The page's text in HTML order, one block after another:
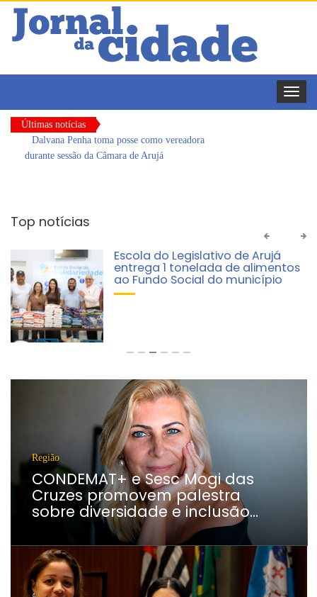
Toggle
Últimas notícias
Dalvana Penha toma posse como vereadora
durante sessão da Câmara de Arujá
Conhecimento em Bem-Estar Animal no Parque
dos Ipês
Com estratégias reforçadas de multivacinação,
Arujá não registra casos de sarampo há 6 anos
Vereadores Mirins iniciam jornada no Legislativo
com participação em Sessão Simulada
promovem palestra sobre diversidade e inclusão no
Top notícias
Arujá promove 2º encontro da
Jornada de Conhecimento em
Bem-Estar Animal no Parque dos
Ipês
Região
CONDEMAT+ e Sesc Mogi das
Cruzes promovem palestra
sobre diversidade e inclusão…